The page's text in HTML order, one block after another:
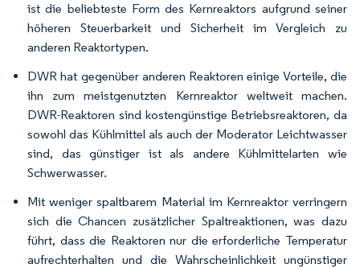
ist die beliebteste Form des Kernreaktors aufgrund seiner
höheren Steuerbarkeit und Sicherheit im Vergleich zu
anderen Reaktortypen.
DWR hat gegenüber anderen Reaktoren einige Vorteile, die
ihn zum meistgenutzten Kernreaktor weltweit machen.
DWR-Reaktoren sind kostengünstige Betriebsreaktoren, da
sowohl das Kühlmittel als auch der Moderator Leichtwasser
sind, das günstiger ist als andere Kühlmittelarten wie
Schwerwasser.
Mit weniger spaltbarem Material im Kernreaktor verringern
sich die Chancen zusätzlicher Spaltreaktionen, was dazu
führt, dass die Reaktoren nur die erforderliche Temperatur
aufrechterhalten und die Wahrscheinlichkeit ungünstiger